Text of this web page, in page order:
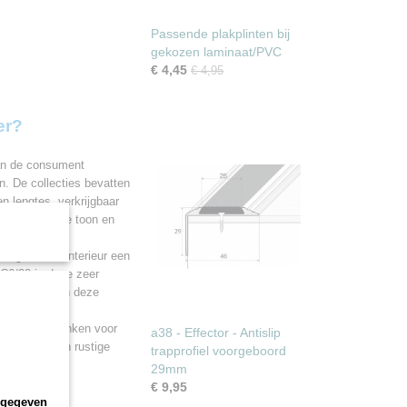
de consument
De collecties bevatten
lengtes, verkrijgbaar
het merk de toon en
geeft het interieur een
33 is deze zeer
maken deze
brede planken voor
zijn en een rustige
Passende plakplinten bij
gekozen laminaat/PVC
€ 4,45 € 4,95
a38 - Effector - Antislip
trapprofiel voorgeboord
29mm
€ 9,95